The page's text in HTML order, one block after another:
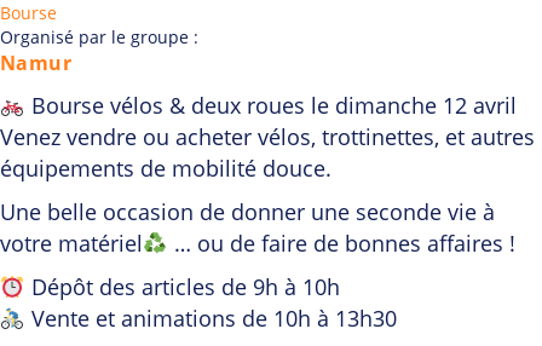
Bourse
Organisé par le groupe :
Namur
Bourse vélos & deux roues le dimanche 12 avril
Venez vendre ou acheter vélos, trottinettes, et autres
équipements de mobilité douce.
Une belle occasion de donner une seconde vie à
votre matériel
… ou de faire de bonnes affaires !
Dépôt des articles de 9h à 10h
Vente et animations de 10h à 13h30